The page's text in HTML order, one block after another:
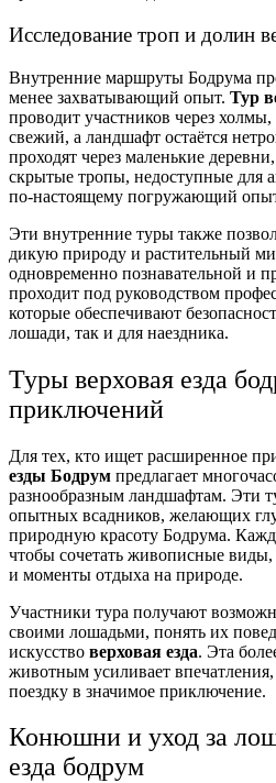
Исследование троп и долин
Внутренние маршруты Бодрума
менее захватывающий опыт. Тур
проводит участников через
свежий, а ландшафт остаётся
проходят через маленькие
скрытые тропы, недоступные для
по‑настоящему погружающий
Эти внутренние туры также
дикую природу и растительный
одновременно познавательной и
проходит под руководством
которые обеспечивают
лошади, так и для наездника.
Туры верховая езда
приключений
Для тех, кто ищет расширенное
езды Бодрум предлагает
разнообразным ландшафтам. Эти
опытных всадников, желающих
природную красоту Бодрума.
чтобы сочетать живописные
и моменты отдыха на природе.
Участники тура получают
своими лошадьми, понять их
искусство верховая езда. Эта
животным усиливает
поездку в значимое приключение.
Конюшни и уход за
езда бодрум